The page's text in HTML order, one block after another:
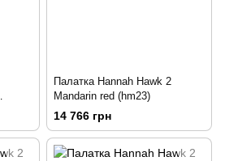
Палатка Hannah Hawk 2
Mandarin red (hm23)
14 766 грн